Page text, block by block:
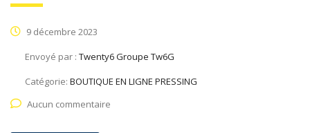
9 décembre 2023
Envoyé par : Twenty6 Groupe Tw6G
Catégorie: BOUTIQUE EN LIGNE PRESSING
Aucun commentaire